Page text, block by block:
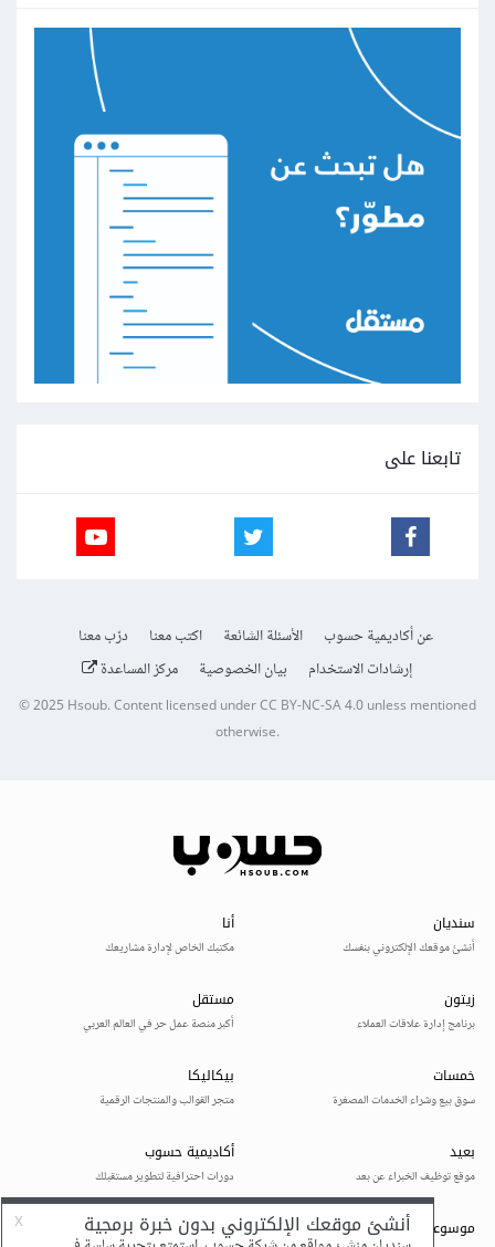
تابعنا على
عن أكاديمية حسوب الأسئلة الشائعة اكتب معنا
درّب معنا
إرشادات الاستخدام
بيان الخصوصية مركز المساعدة
© 2025Hsoub.Content licensed underCC BY-NC-SA 4.0unless mentioned
otherwise.